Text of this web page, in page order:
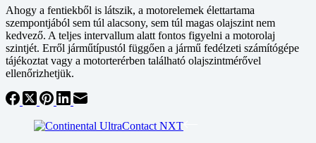
Ahogy a fentiekből is látszik, a motorelemek élettartama
szempontjából sem túl alacsony, sem túl magas olajszint nem
kedvező. A teljes intervallum alatt fontos figyelni a motorolaj
szintjét. Erről járműtípustól függően a jármű fedélzeti számítógépe
tájékoztat vagy a motorterérben található olajszintmérővel
ellenőrizhetjük.